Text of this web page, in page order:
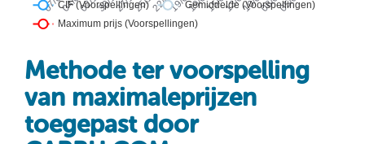
Methode ter voorspelling
van maximaleprijzen
toegepast door